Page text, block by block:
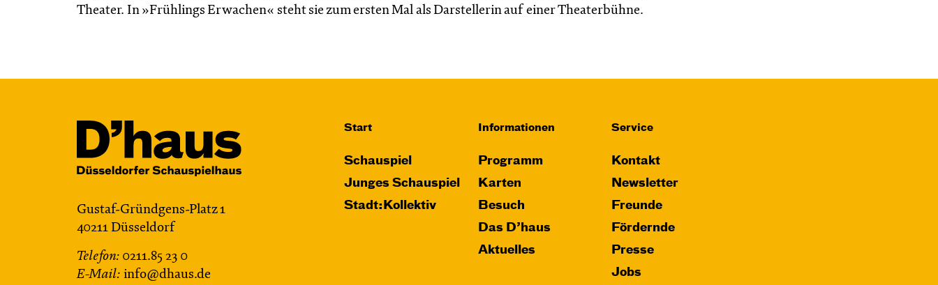
Theater. In »Frühlings Erwachen« steht sie zum ersten Mal als Darstellerin auf einer Theaterbühne.
Gustaf-Gründgens-Platz 1
40211 Düsseldorf
Telefon: 0211.85 23 0
E-Mail: info@dhaus.de
Start
Schauspiel
Junges Schauspiel
Stadt:Kollektiv
Informationen
Programm
Karten
Besuch
Das D’haus
Aktuelles
Service
Kontakt
Newsletter
Freunde
Fördernde
Presse
Jobs